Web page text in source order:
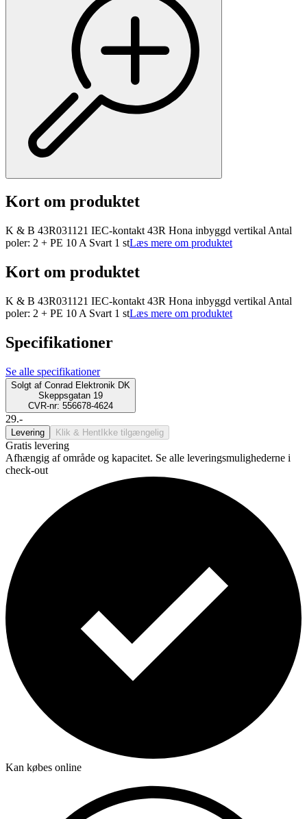
Kort om produktet
K & B 43R031121 IEC-kontakt 43R Hona inbyggd vertikal Antal
poler: 2 + PE 10 A Svart 1 stLæs mere om produktet
Kort om produktet
K & B 43R031121 IEC-kontakt 43R Hona inbyggd vertikal Antal
poler: 2 + PE 10 A Svart 1 stLæs mere om produktet
Specifikationer
Se alle specifikationer
Solgt af Conrad Elektronik DK
Skeppsgatan 19
CVR-nr: 556678-4624
29.-
Levering Klik & Hent Ikke tilgængelig
Gratis levering
Afhængig af område og kapacitet. Se alle leveringsmulighederne i
check-out
Kan købes online